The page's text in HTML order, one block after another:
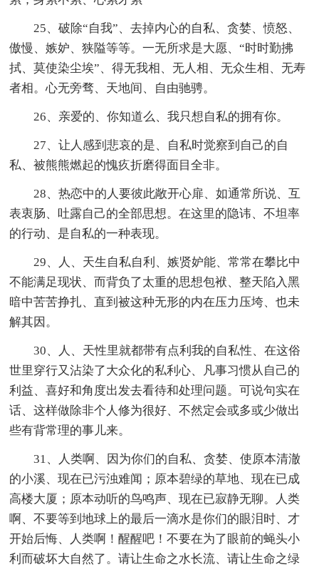
25、破除“自我”、去掉内心的自私、贪婪、愤怒、
傲慢、嫉妒、狭隘等等。一无所求是大愿、“时时勤拂
拭、莫使染尘埃”、得无我相、无人相、无众生相、无寿
者相。心无旁骛、天地间、自由驰骋。
26、亲爱的、你知道么、我只想自私的拥有你。
27、让人感到悲哀的是、自私时觉察到自己的自
私、被熊熊燃起的愧疚折磨得面目全非。
28、热恋中的人要彼此敞开心扉、如通常所说、互
表衷肠、吐露自己的全部思想。在这里的隐讳、不坦率
的行动、是自私的一种表现。
29、人、天生自私自利、嫉贤妒能、常常在攀比中
不能满足现状、而背负了太重的思想包袱、整天陷入黑
暗中苦苦挣扎、直到被这种无形的内在压力压垮、也未
解其因。
30、人、天性里就都带有点利我的自私性、在这俗
世里穿行又沾染了大众化的私利心、凡事习惯从自己的
利益、喜好和角度出发去看待和处理问题。可说句实在
话、这样做除非个人修为很好、不然定会或多或少做出
些有背常理的事儿来。
31、人类啊、因为你们的自私、贪婪、使原本清澈
的小溪、现在已污浊难闻；原本碧绿的草地、现在已成
高楼大厦；原本动听的鸟鸣声、现在已寂静无聊。人类
啊、不要等到地球上的最后一滴水是你们的眼泪时、才
开始后悔、人类啊！醒醒吧！不要在为了眼前的蝇头小
利而破坏大自然了。请让生命之水长流、请让生命之绿